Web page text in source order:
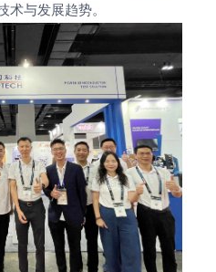
术与发展趋势。